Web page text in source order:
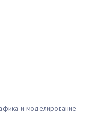
и моделирование